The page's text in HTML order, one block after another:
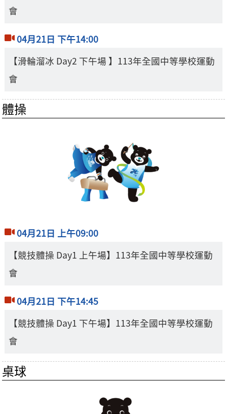
會
04月21日 下午14:00
【滑輪溜冰 Day2 下午場 】113年全國中等學校運動
會
體操
04月21日 上午09:00
【競技體操 Day1 上午場】113年全國中等學校運動
會
04月21日 下午14:45
【競技體操 Day1 下午場】113年全國中等學校運動
會
桌球